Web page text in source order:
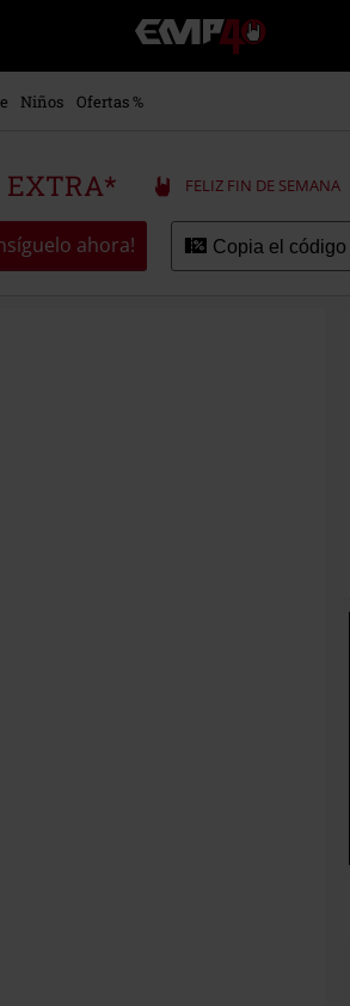
EMP
-
Música,
Merch
Ropa
Alternativa
Niños Ofertas %
EXTRA* FELIZ FIN DE SEMANA
ahora! Copia el código